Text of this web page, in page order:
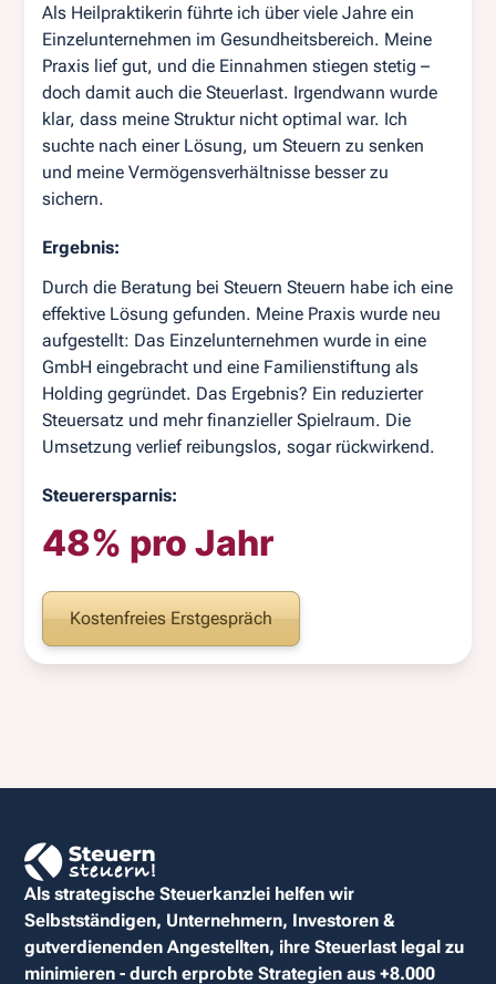
Als Heilpraktikerin führte ich über viele Jahre ein
Einzelunternehmen im Gesundheitsbereich. Meine
Praxis lief gut, und die Einnahmen stiegen stetig –
doch damit auch die Steuerlast. Irgendwann wurde
klar, dass meine Struktur nicht optimal war. Ich
suchte nach einer Lösung, um Steuern zu senken
und meine Vermögensverhältnisse besser zu
sichern.
Ergebnis:
Durch die Beratung bei Steuern Steuern habe ich eine
effektive Lösung gefunden. Meine Praxis wurde neu
aufgestellt: Das Einzelunternehmen wurde in eine
GmbH eingebracht und eine Familienstiftung als
Holding gegründet. Das Ergebnis? Ein reduzierter
Steuersatz und mehr finanzieller Spielraum. Die
Umsetzung verlief reibungslos, sogar rückwirkend.
Steuerersparnis:
48% pro Jahr
Kostenfreies Erstgespräch
Als strategische Steuerkanzlei helfen wir
Selbstständigen, Unternehmern, Investoren &
gutverdienenden Angestellten, ihre Steuerlast legal zu
minimieren - durch erprobte Strategien aus +8.000